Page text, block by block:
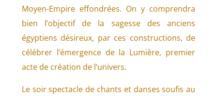
Moyen-Empire effondrées. On y comprendra
bien l’objectif de la sagesse des anciens
égyptiens désireux, par ces constructions, de
célébrer l’émergence de la Lumière, premier
acte de création de l’univers.
Le soir spectacle de chants et danses soufis au